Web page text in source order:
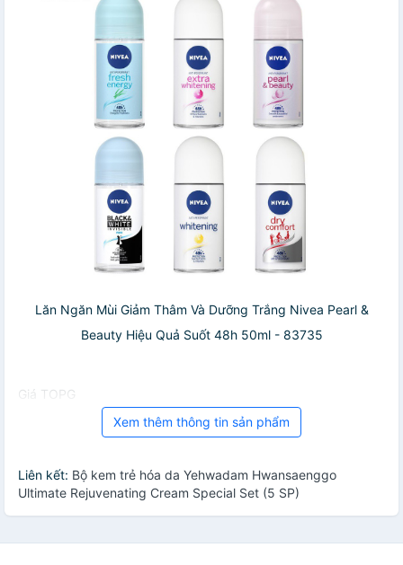
Lăn Ngăn Mùi Giảm Thâm Và Dưỡng Trắng Nivea Pearl &
Beauty Hiệu Quả Suốt 48h 50ml - 83735
Giá TOPG
Xem thêm thông tin sản phẩm
Liên kết: Bộ kem trẻ hóa da Yehwadam Hwansaenggo
Ultimate Rejuvenating Cream Special Set (5 SP)